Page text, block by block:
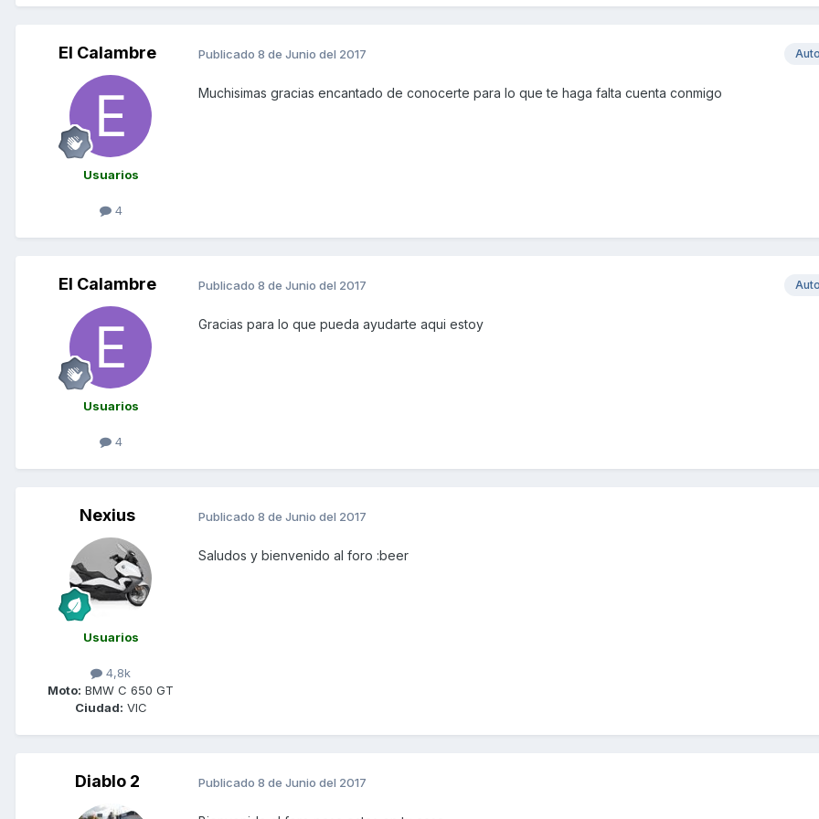
El Calambre
Usuarios
4
Publicado 8 de Junio del 2017
Muchisimas gracias encantado de conocerte para lo que te haga falta cuenta conmigo
El Calambre
Usuarios
4
Publicado 8 de Junio del 2017
Gracias para lo que pueda ayudarte aqui estoy
Nexius
Usuarios
4,8k
Moto: BMW C 650 GT
Ciudad: VIC
Publicado 8 de Junio del 2017
Saludos y bienvenido al foro :beer
Diablo 2 Publicado 8 de Junio del 2017